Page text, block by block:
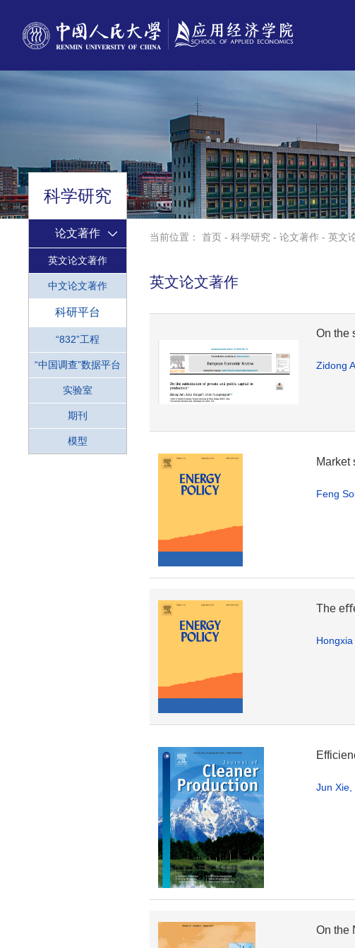
科学研究
论文著作
英文论文著作
中文论文著作
科研平台
“832”工程
“中国调查”数据平台
实验室
期刊
模型
当前位置：首页 -科学研究 -论文著作 -英文
英文论文著作
On the
Zidong
Market
Feng
The
Jun
On the